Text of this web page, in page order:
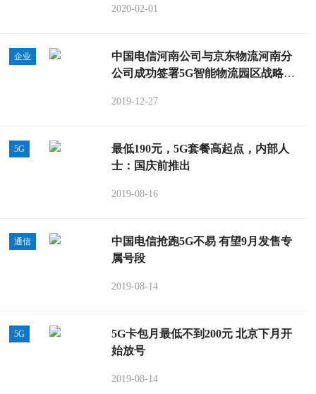
2020-02-01
企业
中国电信河南公司与京东物流河南分
公司成功签署5G智能物流园区战略合
2019-12-27
5G
最低190元，5G套餐高起点，内部人
士：国庆前推出
2019-08-16
通信
中国电信抢跑5G不易 有望9月发售专
属号段
2019-08-14
5G
5G卡包月最低不到200元 北京下月开
始放号
2019-08-14